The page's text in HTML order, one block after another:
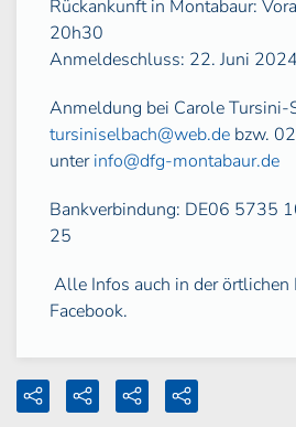
Rückankunft in Montabaur:
20h30
Anmeldeschluss: 22. Juni 2024
Anmeldung bei Carole Tursini-
tursiniselbach@web.de bzw.
unterinfo@dfg-montabaur.de
Bankverbindung: DE06 5735
25
Alle Infos auch in der örtlichen
Facebook.